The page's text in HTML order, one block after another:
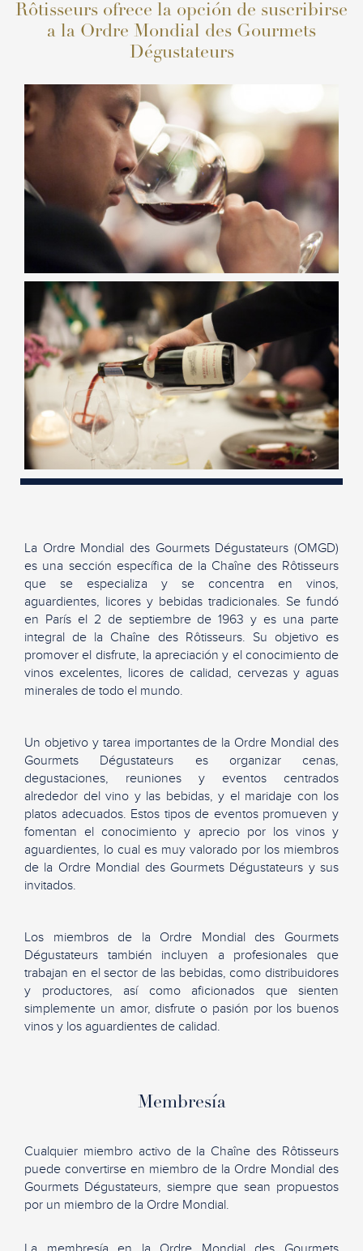
Rôtisseurs ofrece la opción de suscribirse
a la Ordre Mondial des Gourmets
Dégustateurs
La Ordre Mondial des Gourmets Dégustateurs (OMGD)
es una sección específica de la Chaîne des Rôtisseurs
que se especializa y se concentra en vinos,
aguardientes, licores y bebidas tradicionales. Se fundó
en París el 2 de septiembre de 1963 y es una parte
integral de la Chaîne des Rôtisseurs. Su objetivo es
promover el disfrute, la apreciación y el conocimiento de
vinos excelentes, licores de calidad, cervezas y aguas
minerales de todo el mundo.
Un objetivo y tarea importantes de la Ordre Mondial des
Gourmets Dégustateurs es organizar cenas,
degustaciones, reuniones y eventos centrados
alrededor del vino y las bebidas, y el maridaje con los
platos adecuados. Estos tipos de eventos promueven y
fomentan el conocimiento y aprecio por los vinos y
aguardientes, lo cual es muy valorado por los miembros
de la Ordre Mondial des Gourmets Dégustateurs y sus
invitados.
Los miembros de la Ordre Mondial des Gourmets
Dégustateurs también incluyen a profesionales que
trabajan en el sector de las bebidas, como distribuidores
y productores, así como aficionados que sienten
simplemente un amor, disfrute o pasión por los buenos
vinos y los aguardientes de calidad.
Membresía
Cualquier miembro activo de la Chaîne des Rôtisseurs
puede convertirse en miembro de la Ordre Mondial des
Gourmets Dégustateurs, siempre que sean propuestos
por un miembro de la Ordre Mondial.